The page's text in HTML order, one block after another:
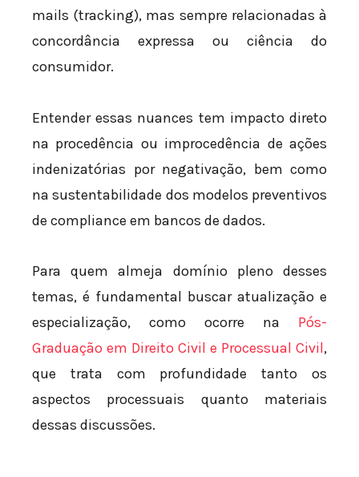
mails (tracking), mas sempre relacionadas à
concordância expressa ou ciência do
consumidor.
Entender essas nuances tem impacto direto
na procedência ou improcedência de ações
indenizatórias por negativação, bem como
na sustentabilidade dos modelos preventivos
de compliance em bancos de dados.
Para quem almeja domínio pleno desses
temas, é fundamental buscar atualização e
especialização, como ocorre na Pós-
Graduação em Direito Civil e Processual Civil,
que trata com profundidade tanto os
aspectos processuais quanto materiais
dessas discussões.